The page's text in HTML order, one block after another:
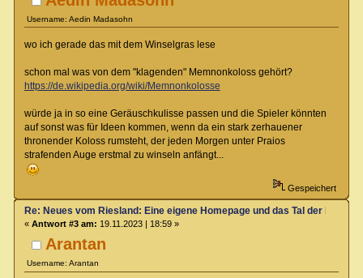
Username: Aedin Madasohn
wo ich gerade das mit dem Winselgras lese
schon mal was von dem "klagenden" Memnonkoloss gehört?
https://de.wikipedia.org/wiki/Memnonkolosse
würde ja in so eine Geräuschkulisse passen und die Spieler könnten
auf sonst was für Ideen kommen, wenn da ein stark zerhauener
thronender Koloss rumsteht, der jeden Morgen unter Praios
strafenden Auge erstmal zu winseln anfängt...
Gespeichert
Arantan
Username: Arantan
Re: Neues vom Riesland: Eine eigene Homepage und das Tal der Klagen
« Antwort #3 am: 19.11.2023 | 18:59 »